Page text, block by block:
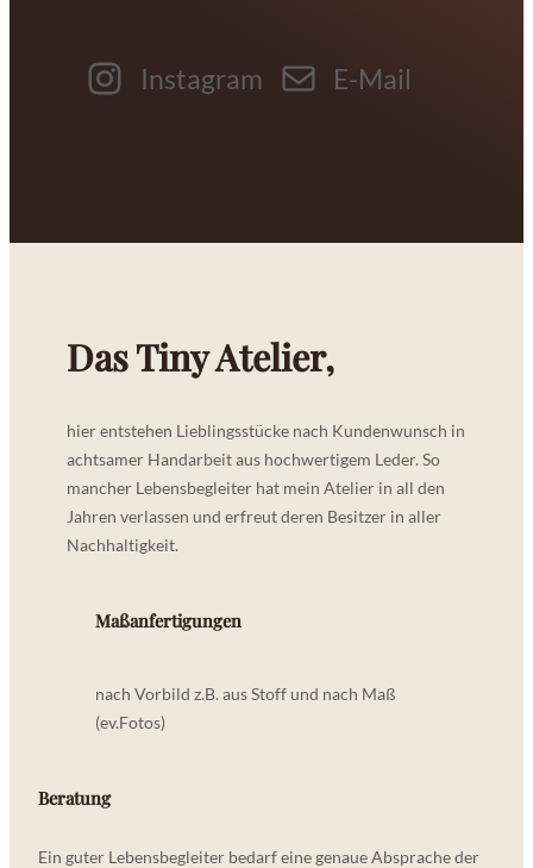
Instagram E-Mail
Das Tiny Atelier,
hier entstehen Lieblingsstücke nach Kundenwunsch in
achtsamer Handarbeit aus hochwertigem Leder. So
mancher Lebensbegleiter hat mein Atelier in all den
Jahren verlassen und erfreut deren Besitzer in aller
Nachhaltigkeit.
Maßanfertigungen
nach Vorbild z.B. aus Stoff und nach Maß
(ev.Fotos)
Beratung
Ein guter Lebensbegleiter bedarf eine genaue Absprache der